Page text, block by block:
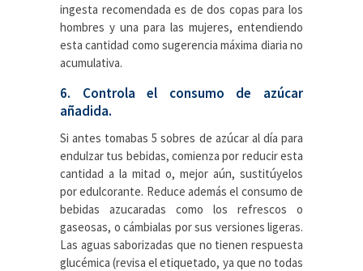
ingesta recomendada es de dos copas para los
hombres y una para las mujeres, entendiendo
esta cantidad como sugerencia máxima diaria no
acumulativa.
6. Controla el consumo de azúcar
añadida.
Si antes tomabas 5 sobres de azúcar al día para
endulzar tus bebidas, comienza por reducir esta
cantidad a la mitad o, mejor aún, sustitúyelos
por edulcorante. Reduce además el consumo de
bebidas azucaradas como los refrescos o
gaseosas, o cámbialas por sus versiones ligeras.
Las aguas saborizadas que no tienen respuesta
glucémica (revisa el etiquetado, ya que no todas